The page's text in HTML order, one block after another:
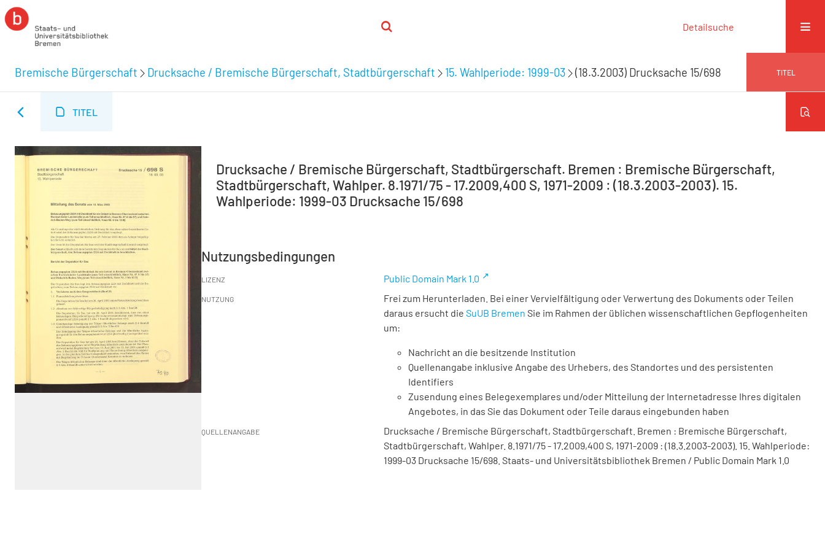
Detailsuche
Bremische Bürgerschaft Drucksache / Bremische Bürgerschaft, Stadtbürgerschaft 15. Wahlperiode: 1999-03 (18.3.2003) Drucksache 15/698 TITEL
TITEL
Drucksache / Bremische Bürgerschaft, Stadtbürgerschaft. Bremen : Bremische Bürgerschaft,
Stadtbürgerschaft, Wahlper. 8.1971/75 - 17.2009,400 S, 1971-2009 : (18.3.2003-2003). 15.
Wahlperiode: 1999-03 Drucksache 15/698
Nutzungsbedingungen
LIZENZ Public Domain Mark 1.0
NUTZUNG
Frei zum Herunterladen. Bei einer Vervielfältigung oder Verwertung des Dokuments oder Teilen
daraus ersucht die SuUB Bremen Sie im Rahmen der üblichen wissenschaftlichen Gepflogenheiten
um:
Nachricht an die besitzende Institution
Quellenangabe inklusive Angabe des Urhebers, des Standortes und des persistenten
Identifiers
Zusendung eines Belegexemplares und/oder Mitteilung der Internetadresse Ihres digitalen
Angebotes, in das Sie das Dokument oder Teile daraus eingebunden haben
QUELLENANGABE
Drucksache / Bremische Bürgerschaft, Stadtbürgerschaft. Bremen : Bremische Bürgerschaft,
Stadtbürgerschaft, Wahlper. 8.1971/75 - 17.2009,400 S, 1971-2009 : (18.3.2003-2003). 15. Wahlperiode:
1999-03 Drucksache 15/698. Staats- und Universitätsbibliothek Bremen / Public Domain Mark 1.0